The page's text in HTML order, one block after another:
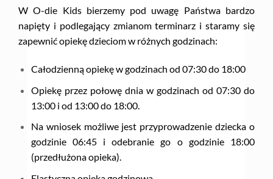
W O-die Kids bierzemy pod uwagę Państwa bardzo
napięty i podlegający zmianom terminarz i staramy się
zapewnić opiekę dzieciom w różnych godzinach:
Całodzienną opiekę w godzinach od 07:30 do 18:00
Opiekę przez połowę dnia w godzinach od 07:30 do
13:00 i od 13:00 do 18:00.
Na wniosek możliwe jest przyprowadzenie dziecka o
godzinie 06:45 i odebranie go o godzinie 18:00
(przedłużona opieka).